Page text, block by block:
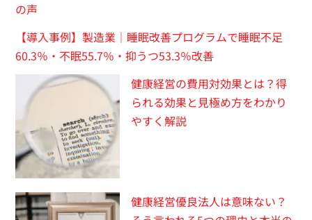
の声
【導入事例】製造業｜睡眠改善プログラムで睡眠不足
60.3％・不眠55.7％・抑うつ53.3％改善
健康経営の費用対効果とは？得
られる効果と見極め方をわかり
やすく解説
健康経営優良法人は意味ない？